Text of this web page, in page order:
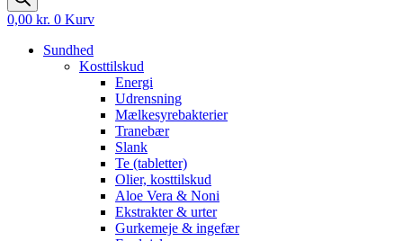
0,00 kr. 0 Kurv
Sundhed
Kosttilskud
Energi
Udrensning
Mælkesyrebakterier
Tranebær
Slank
Te (tabletter)
Olier, kosttilskud
Aloe Vera & Noni
Ekstrakter & urter
Gurkemeje & ingefær